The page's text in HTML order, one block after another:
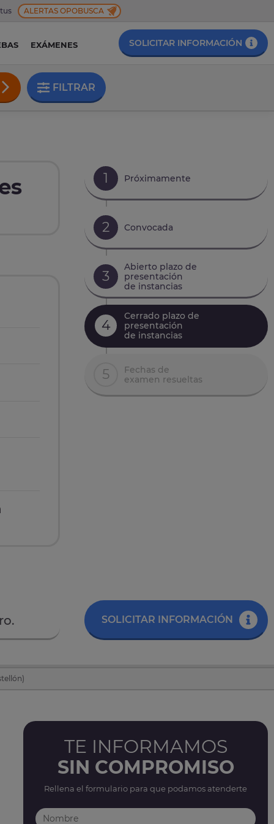
ALERTAS OPOBUSCA
EXÁMENES SOLICITAR INFORMACIÓN
FILTRAR
1 Próximamente
2 Convocada
3
Abierto plazo de
presentación
de instancias
4
Cerrado plazo de
presentación
de instancias
5
Fechas de
examen resueltas
SOLICITAR INFORMACIÓN
TE INFORMAMOS
SIN COMPROMISO
Rellena el formulario para que podamos atenderte